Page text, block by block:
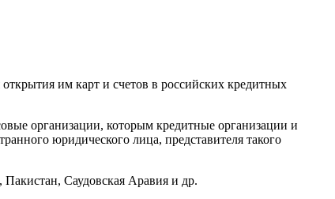
им карт и счетов в российских кредитных
организации, которым кредитные организации и
юридического лица, представителя такого
Саудовская Аравия и др.